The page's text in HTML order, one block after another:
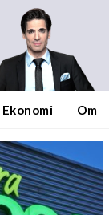
Ekonomi Om